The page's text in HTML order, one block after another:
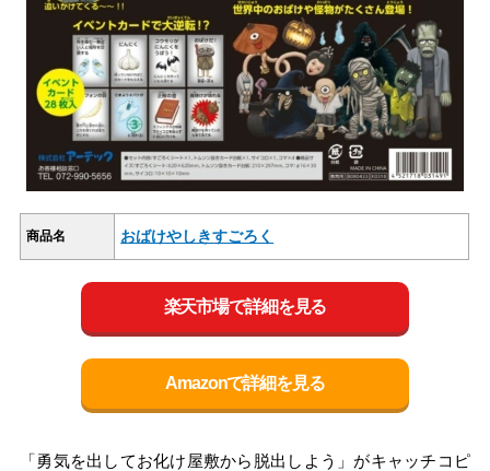
商品名 おばけやしきすごろく
楽天市場で詳細を見る
Amazonで詳細を見る
「勇気を出してお化け屋敷から脱出しよう」がキャッチコピ